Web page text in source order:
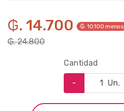
₲. 14.700 ₲. 10.100 menos
₲. 24.800
Cantidad
- Un.